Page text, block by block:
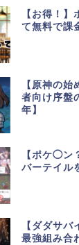
【お得！】
て無料で課
【原神の
者向け序盤
年】
【ポケ◯ン
バーテイル
【ダダサバ
最強組み合